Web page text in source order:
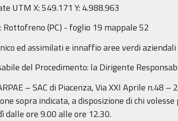
UTM X: 549.171 Y: 4.988.963
Rottofreno (PC) - foglio 19 mappale 52
ed assimilati e innaffio aree verdi aziendali
del Procedimento: la Dirigente
– SAC di Piacenza, Via XXI Aprile n.48
sopra indicata, a disposizione di chi
dalle ore 9.00 alle ore 12.30.